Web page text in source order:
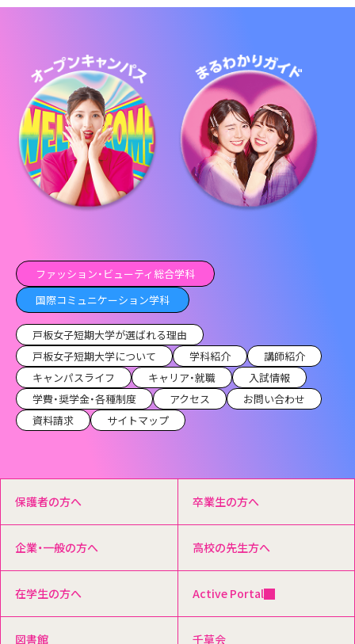
ファッション・ビューティ総合学科
国際コミュニケーション学科
戸板女子短期大学が選ばれる理由
戸板女子短期大学について
学科紹介
講師紹介
キャンパスライフ
キャリア・就職
入試情報
学費・奨学金・各種制度
アクセス
お問い合わせ
資料請求
サイトマップ
保護者の方へ 卒業生の方へ
企業・一般の方へ 高校の先生方へ
在学生の方へ Active Portal
図書館 千草会